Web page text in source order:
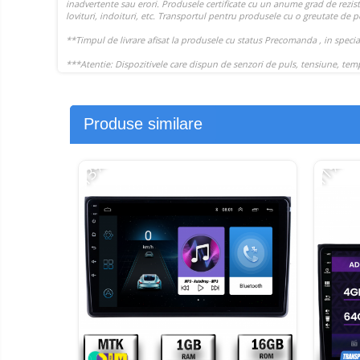
Piese si accesorii
Gadgets
Smart Home
Produse Ingrijire Personala
Drone cu Camera
Baterii externe
Accesorii Auto
Boxe Portabile
Cititoare Cod Bare
Navigații auto dedicate
Power station - Stații de
energie electrică portabile
Statii incarcare masini
Produse similare
-13% -11%